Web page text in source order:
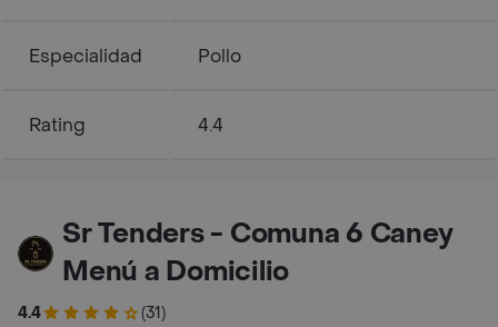
Especialidad Pollo
Rating 4.4
Sr Tenders - Comuna 6 Caney
Menú a Domicilio
4.4 (31)